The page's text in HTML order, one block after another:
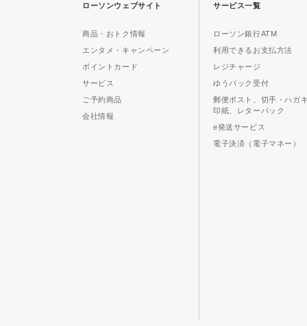
ローソンウェブサイト
商品・おトク情報
エンタメ・キャンペーン
ポイントカード
サービス
ご予約商品
会社情報
サービス一覧
ローソン銀行ATM
利用できるお支払方法
レジチャージ
ゆうパック受付
郵便ポスト、切手・ハガ
印紙、レターパック
e発送サービス
電子決済（電子マネー）